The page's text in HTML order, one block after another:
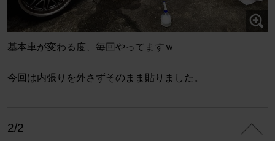
基本車が変わる度、毎回やってますｗ
今回は内張りを外さずそのまま貼りました。
2/2